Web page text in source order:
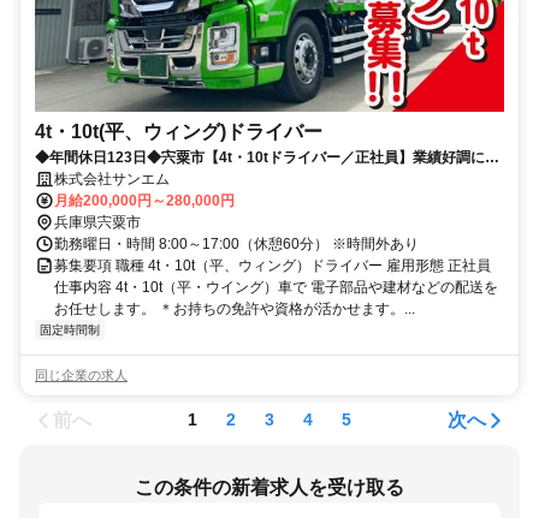
4t・10t(平、ウィング)ドライバー
◆年間休日123日◆宍粟市【4t・10tドライバー／正社員】業績好調につ
き増員募集！◆職務経験不問◆
株式会社サンエム
月給200,000円～280,000円
兵庫県宍粟市
勤務曜日・時間 8:00～17:00（休憩60分） ※時間外あり
募集要項 職種 4t・10t（平、ウィング）ドライバー 雇用形態 正社員
仕事内容 4t・10t（平・ウイング）車で 電子部品や建材などの配送を
お任せします。 ＊お持ちの免許や資格が活かせます。...
固定時間制
同じ企業の求人
前へ 1 2 3 4 5 次へ
この条件の新着求人を受け取る